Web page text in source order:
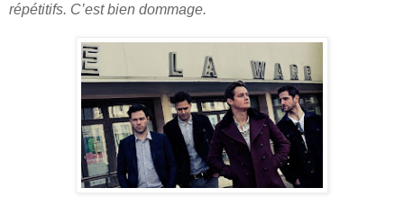
répétitifs. C’est bien dommage.